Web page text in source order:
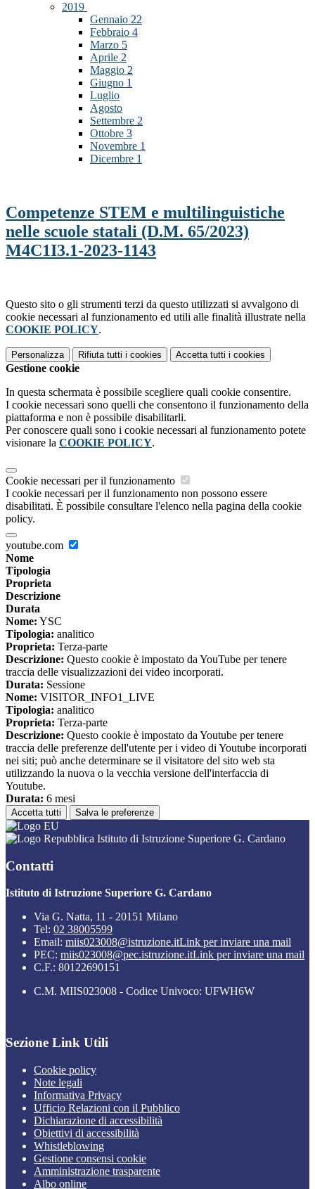
2019
Gennaio 22
Febbraio 4
Marzo 5
Aprile 2
Maggio 2
Giugno 1
Luglio
Agosto
Settembre 2
Ottobre 3
Novembre 1
Dicembre 1
Competenze STEM e multilinguistiche
nelle scuole statali (D.M. 65/2023)
M4C1I3.1-2023-1143
Questo sito o gli strumenti terzi da questo utilizzati si avvalgono di
cookie necessari al funzionamento ed utili alle finalità illustrate nella
COOKIE POLICY.
Personalizza Rifiuta tutti i cookies Accetta tutti i cookies
Gestione cookie
In questa schermata è possibile scegliere quali cookie consentire.
I cookie necessari sono quelli che consentono il funzionamento della
piattaforma e non è possibile disabilitarli.
Per conoscere quali sono i cookie necessari al funzionamento potete
visionare la COOKIE POLICY.
Cookie necessari per il funzionamento
I cookie necessari per il funzionamento non possono essere
disabilitati. È possibile consultare l'elenco nella pagina della cookie
policy.
youtube.com
Nome
Tipologia
Proprieta
Descrizione
Durata
Nome: YSC
Tipologia: analitico
Proprieta: Terza-parte
Descrizione: Questo cookie è impostato da YouTube per tenere
traccia delle visualizzazioni dei video incorporati.
Durata: Sessione
Nome: VISITOR_INFO1_LIVE
Tipologia: analitico
Proprieta: Terza-parte
Descrizione: Questo cookie è impostato da Youtube per tenere
traccia delle preferenze dell'utente per i video di Youtube incorporati
nei siti; può anche determinare se il visitatore del sito web sta
utilizzando la nuova o la vecchia versione dell'interfaccia di
Youtube.
Durata: 6 mesi
Accetta tutti Salva le preferenze
Istituto di Istruzione Superiore G. Cardano
Contatti
Istituto di Istruzione Superiore G. Cardano
Via G. Natta, 11 - 20151 Milano
Tel: 02 38005599
Email: miis023008@istruzione.itLink per inviare una mail
PEC: miis023008@pec.istruzione.itLink per inviare una mail
C.F.: 80122690151
C.M. MIIS023008 - Codice Univoco: UFWH6W
Sezione Link Utili
Cookie policy
Note legali
Informativa Privacy
Ufficio Relazioni con il Pubblico
Dichiarazione di accessibilità
Obiettivi di accessibilità
Whistleblowing
Gestione consensi cookie
Amministrazione trasparente
Albo online